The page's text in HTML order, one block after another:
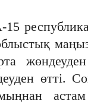
өтті.